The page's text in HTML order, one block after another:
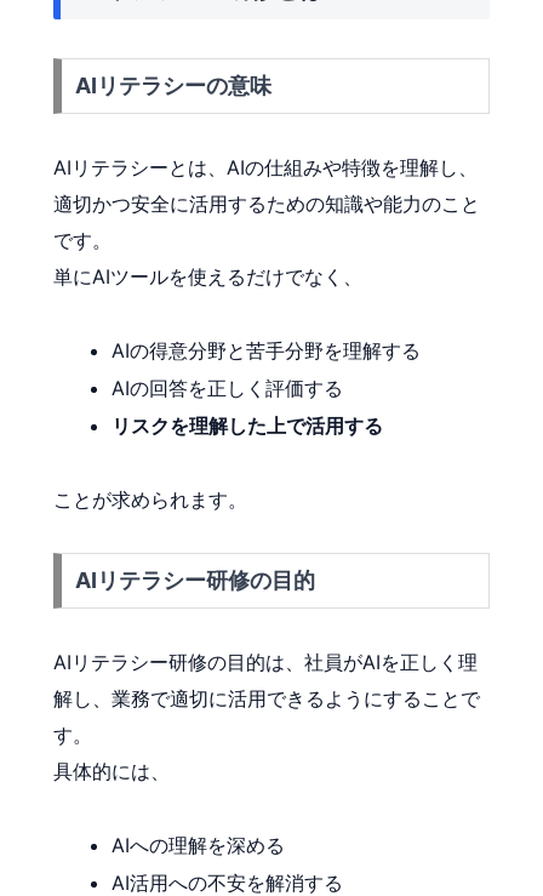
AIリテラシーの意味
AIリテラシーとは、AIの仕組みや特徴を理解し、
適切かつ安全に活用するための知識や能力のこと
です。
単にAIツールを使えるだけでなく、
AIの得意分野と苦手分野を理解する
AIの回答を正しく評価する
リスクを理解した上で活用する
ことが求められます。
AIリテラシー研修の目的
AIリテラシー研修の目的は、社員がAIを正しく理
解し、業務で適切に活用できるようにすることで
す。
具体的には、
AIへの理解を深める
AI活用への不安を解消する